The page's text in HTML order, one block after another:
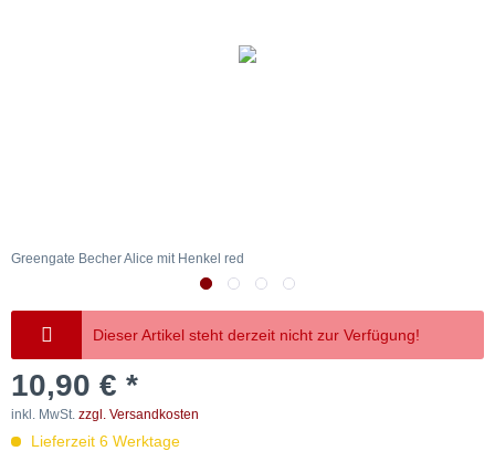
Greengate Becher Alice mit Henkel red
Dieser Artikel steht derzeit nicht zur Verfügung!
10,90 € *
inkl. MwSt. zzgl. Versandkosten
Lieferzeit 6 Werktage